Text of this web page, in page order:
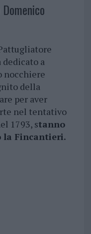
dedicato a
nocchiere
della
per aver
nel tentativo
1793, stanno
la Fincantieri.